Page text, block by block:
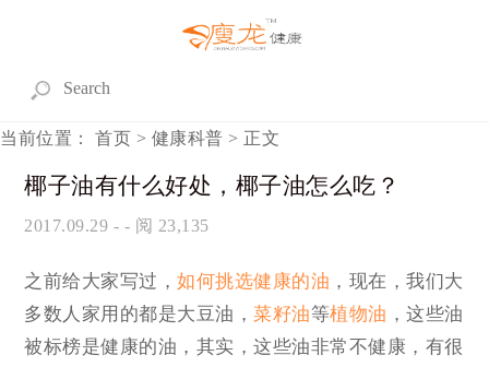
当前位置： 首页 > 健康科普 > 正文
椰子油有什么好处，椰子油怎么吃？
2017.09.29 - - 阅 23,135
之前给大家写过，如何挑选健康的油 ，现在，我们大
多数人家用的都是大豆油，菜籽油等植物油 ，这些油
被标榜是健康的油，其实，这些油非常不健康，有很